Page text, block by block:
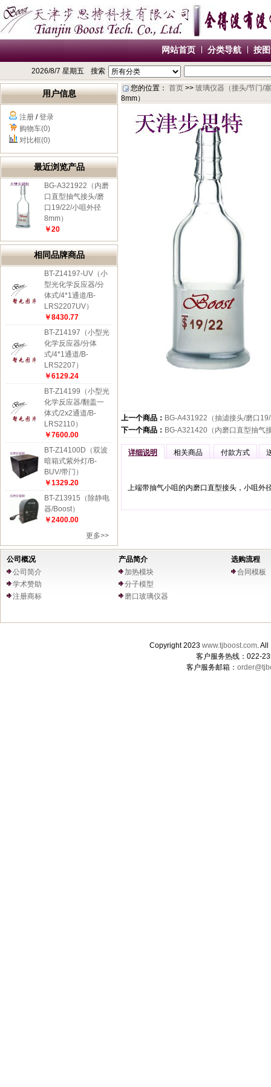
网站首页 分类导航 按
2026/8/7 星期五 搜索
用户信息
注册 /登录
购物车(0)
对比框(0)
最近浏览产品
BG-A321922（内磨
口直型抽气接头/磨
口19/22/小咀外径
8mm）
￥20
相同品牌商品
BT-Z14197-UV（小
型光化学反应器/分
体式/4*1通道/B-
LRS2207UV）
￥8430.77
BT-Z14197（小型光
化学反应器/分体
式/4*1通道/B-
LRS2207）
￥6129.24
BT-Z14199（小型光
化学反应器/翻盖一
体式/2x2通道/B-
LRS2110）
￥7600.00
BT-Z14100D（双波
暗箱式紫外灯/B-
BUV/带门）
￥1329.20
BT-Z13915（除静电
器/Boost）
￥2400.00
更多>>
您的位置： 首页 >> 玻璃仪器（接头/节门/
8mm）
上一个商品： BG-A431922（抽滤接头/磨口
下一个商品： BG-A321420（内磨口直型抽气
详细说明 相关商品 付款方式
上端带抽气小咀的内磨口直型接头，小咀外
公司概况
公司简介
学术赞助
注册商标
产品简介
加热模块
分子模型
磨口玻璃仪器
选购流程
合同模板
Copyright 2023 www.tjboost.com.
客户服务热线：022-
客户服务邮箱：